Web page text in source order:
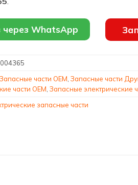
через WhatsApp
Запасные части OEM, Запасные части
части OEM, Запасные электрические
запасные части